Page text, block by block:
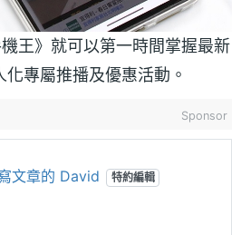
王》就可以第一時間掌握最新
專屬推播及優惠活動。
Sponsor
文章的 David 特約編輯